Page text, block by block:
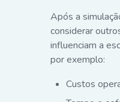
Após a
considerar
influenciam a
por exemplo:
Custos